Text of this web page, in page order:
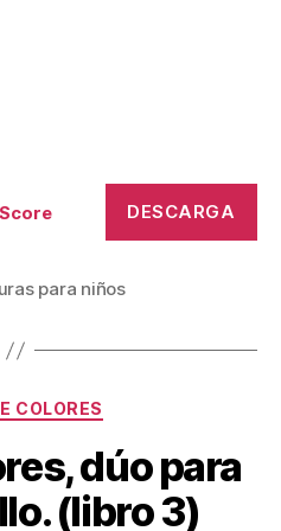
DESCARGA
para niños
Categorías
COLORES
dúo para
(libro 3)